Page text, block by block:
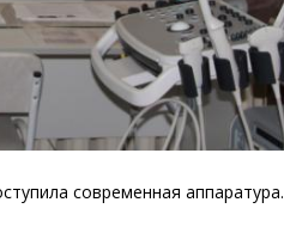
современная аппаратура.